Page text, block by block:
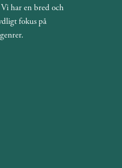
har en bred och
fokus på